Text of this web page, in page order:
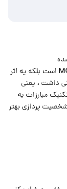
جدی شانگ چی نه‌تنها یکی از بهترین فیلم های MCU است بلکه یه اثر
داشت ، یعنی
مبارزات به
پردازی بهتر